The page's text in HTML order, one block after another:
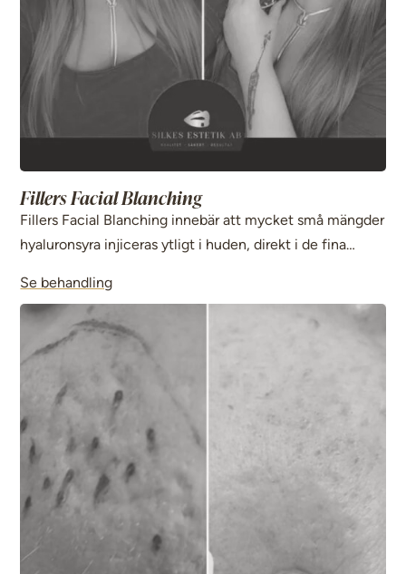
Fillers Facial Blanching
Fillers Facial Blanching innebär att mycket små mängder
hyaluronsyra injiceras ytligt i huden, direkt i de fina
syns, vilket ger ett slätare och mer jämnt utseende.
Behandlingen utförs med hög precision i områden som
runt mun, kinder eller andra partier med ytliga rynkor.
Resultatet blir en förbättrad hudstruktur med ökad
återfuktning och naturlig lyster.
Se behandling